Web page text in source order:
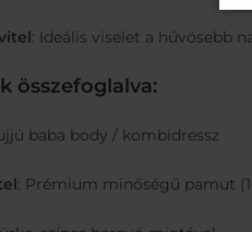
: Ideális viselet a hűvösebb
összefoglalva:
baba body / kombidressz
: Prémium minőségű pamut